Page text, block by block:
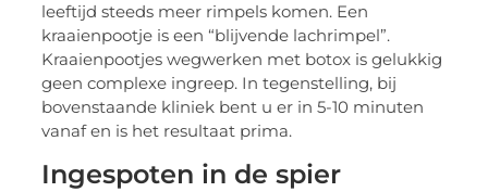
leeftijd steeds meer rimpels komen. Een
kraaienpootje is een “blijvende lachrimpel”.
Kraaienpootjes wegwerken met botox is gelukkig
geen complexe ingreep. In tegenstelling, bij
bovenstaande kliniek bent u er in 5-10 minuten
vanaf en is het resultaat prima.
Ingespoten in de spier